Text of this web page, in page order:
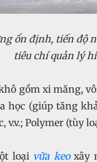
ổn định, tiến độ
tiêu chí quản lý
gồm xi măng,
học (giúp tăng
Polymer (tùy
loại vữa keoxây